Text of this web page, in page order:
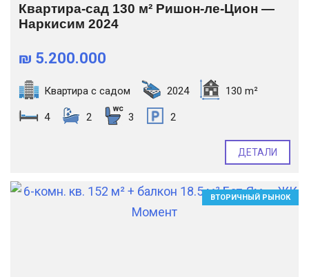
Квартира-сад 130 м² Ришон-ле-Цион —
Наркисим 2024
₪ 5.200.000
Квартира с садом 2024 130 m²
4 2 3 2
ДЕТАЛИ
ВТОРИЧНЫЙ РЫНОК